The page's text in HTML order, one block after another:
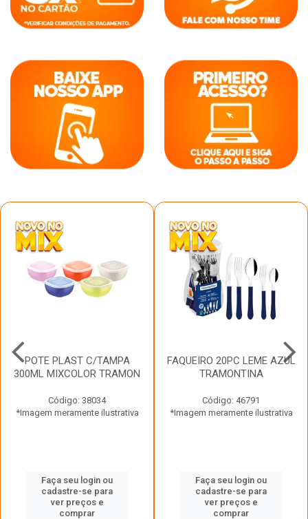
POTE PLAST C/TAMPA
300ML MIXCOLOR TRAMON
Código: 38034
*Imagem meramente ilustrativa
Faça seu login ou
cadastre-se para
ver preços e
comprar
FAQUEIRO 20PC LEME AZUL
TRAMONTINA
Código: 46791
*Imagem meramente ilustrativa
Faça seu login ou
cadastre-se para
ver preços e
comprar